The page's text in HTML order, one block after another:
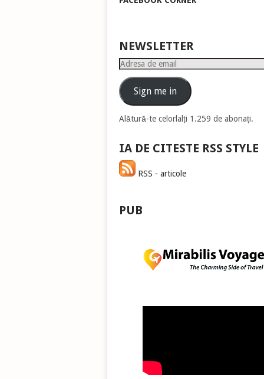
NEWSLETTER
Adresa
emailSign me in
Alătură-te celorlalți 1.259 de abonați.
IA DE CITESTE RSS STYLE
RSS - articole
PUB